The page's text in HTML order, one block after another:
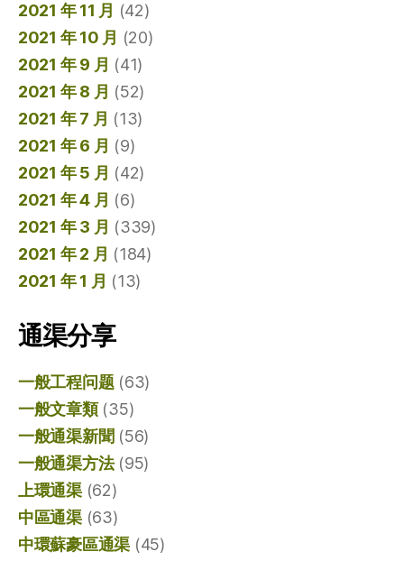
2021 年 11 月 (42)
2021 年 10 月 (20)
2021 年 9 月 (41)
2021 年 8 月 (52)
2021 年 7 月 (13)
2021 年 6 月 (9)
2021 年 5 月 (42)
2021 年 4 月 (6)
2021 年 3 月 (339)
2021 年 2 月 (184)
2021 年 1 月 (13)
通渠分享
一般工程问题(63)
一般文章類(35)
一般通渠新聞 (56)
一般通渠方法(95)
上環通渠(62)
中區通渠(63)
中環蘇豪區通渠 (45)